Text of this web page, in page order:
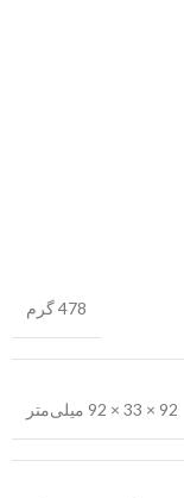
478 گرم
92 × 33 × 92 میلی‌متر